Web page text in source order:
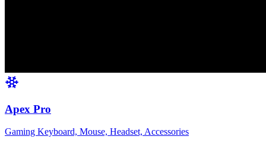
Apex Pro
Gaming Keyboard, Mouse, Headset, Accessories